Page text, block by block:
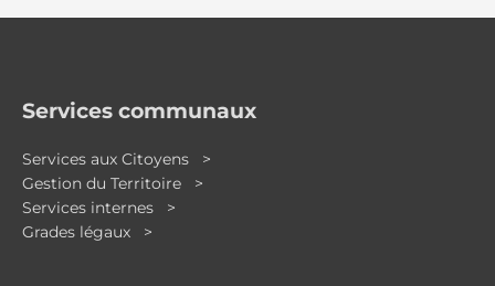
Services communaux
Services aux Citoyens >
Gestion du Territoire >
Services internes >
Grades légaux >